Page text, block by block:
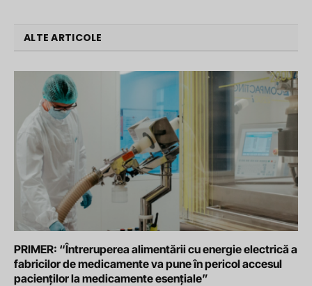
ALTE ARTICOLE
PRIMER: “Întreruperea alimentării cu energie electrică a
fabricilor de medicamente va pune în pericol accesul
pacienților la medicamente esențiale”